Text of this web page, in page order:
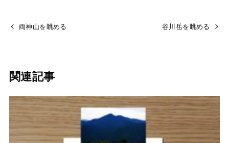
両神山を眺める 谷川岳を眺める
関連記事